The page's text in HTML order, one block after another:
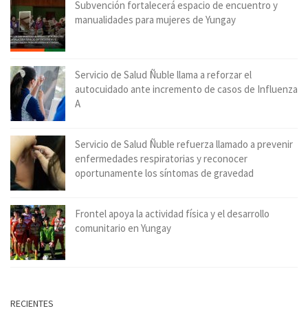
Subvención fortalecerá espacio de encuentro y
manualidades para mujeres de Yungay
Servicio de Salud Ñuble llama a reforzar el
autocuidado ante incremento de casos de Influenza
A
Servicio de Salud Ñuble refuerza llamado a prevenir
enfermedades respiratorias y reconocer
oportunamente los síntomas de gravedad
Frontel apoya la actividad física y el desarrollo
comunitario en Yungay
RECIENTES